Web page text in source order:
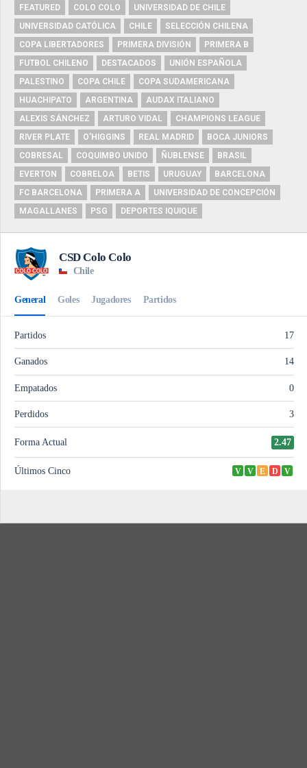
FEATURED COLO COLO
UNIVERSIDAD DE CHILE
UNIVERSIDAD CATÓLICA
CHILE
SELECCIÓN CHILENA
COPA LIBERTADORES
PRIMERA DIVISIÓN
PRIMERA B
FUTBOL CHILENO
DESTACADOS
UNIÓN ESPAÑOLA
PALESTINO
COPA CHILE
COPA SUDAMERICANA
HUACHIPATO
ARGENTINA
AUDAX ITALIANO
ALEXIS SÁNCHEZ
ARTURO VIDAL
CHAMPIONS LEAGUE
RIVER PLATE
O'HIGGINS REAL MADRID
BOCA JUNIORS
COBRESAL
COQUIMBO UNIDO ÑUBLENSE
BRASIL
EVERTON
COBRELOA BETIS URUGUAY
BARCELONA
FC BARCELONA
PRIMERA A
UNIVERSIDAD DE CONCEPCIÓN
MAGALLANES
PSG DEPORTES IQUIQUE